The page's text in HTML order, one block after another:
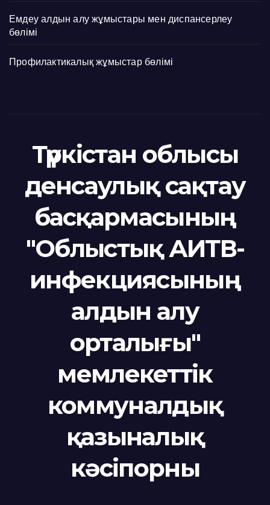
Емдеу алдын алу жұмыстары мен диспансерлеу
бөлімі
Профилактикалық жұмыстар бөлімі
Түркістан облысы
денсаулық сақтау
басқармасының
"Облыстық АИТВ-
инфекциясының
алдын алу
орталығы"
мемлекеттік
коммуналдық
қазыналық
кәсіпорны